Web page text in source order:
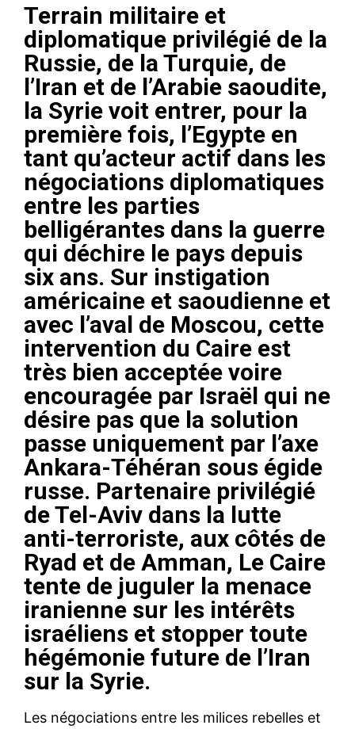
Terrain militaire et
diplomatique privilégié de la
Russie, de la Turquie, de
l’Iran et de l’Arabie saoudite,
la Syrie voit entrer, pour la
première fois, l’Egypte en
tant qu’acteur actif dans les
négociations diplomatiques
entre les parties
belligérantes dans la guerre
qui déchire le pays depuis
six ans. Sur instigation
américaine et saoudienne et
avec l’aval de Moscou, cette
intervention du Caire est
très bien acceptée voire
encouragée par Israël qui ne
désire pas que la solution
passe uniquement par l’axe
Ankara-Téhéran sous égide
russe. Partenaire privilégié
de Tel-Aviv dans la lutte
anti-terroriste, aux côtés de
Ryad et de Amman, Le Caire
tente de juguler la menace
iranienne sur les intérêts
israéliens et stopper toute
hégémonie future de l’Iran
sur la Syrie.
Les négociations entre les milices rebelles et